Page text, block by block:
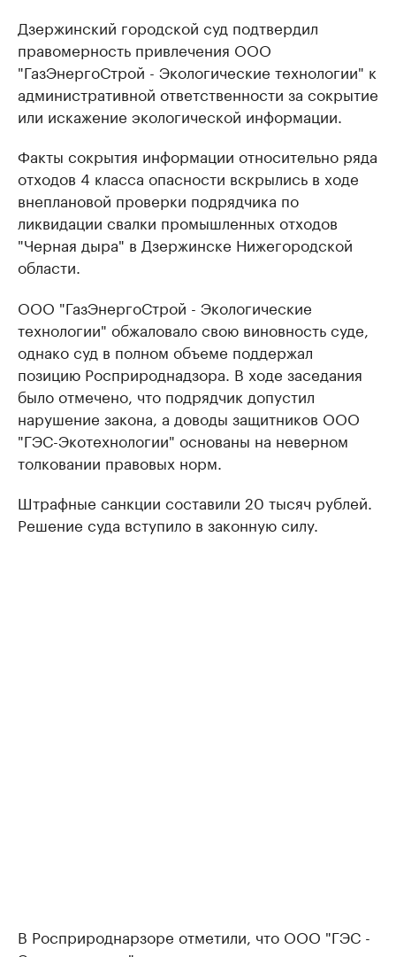
Дзержинский городской суд подтвердил
правомерность привлечения ООО
"ГазЭнергоСтрой - Экологические технологии" к
административной ответственности за сокрытие
или искажение экологической информации.
Факты сокрытия информации относительно ряда
отходов 4 класса опасности вскрылись в ходе
внеплановой проверки подрядчика по
ликвидации свалки промышленных отходов
"Черная дыра" в Дзержинске Нижегородской
области.
ООО "ГазЭнергоСтрой - Экологические
технологии" обжаловало свою виновность суде,
однако суд в полном объеме поддержал
позицию Росприроднадзора. В ходе заседания
было отмечено, что подрядчик допустил
нарушение закона, а доводы защитников ООО
"ГЭС-Экотехнологии" основаны на неверном
толковании правовых норм.
Штрафные санкции составили 20 тысяч рублей.
Решение суда вступило в законную силу.
В Росприроднарзоре отметили, что ООО "ГЭС -